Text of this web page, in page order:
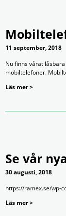
11 september, 2018
Nu finns vårat
mobiltelefoner.
Läs mer >
Se vår
30 augusti, 2018
https://ramex.se/wp-
Läs mer >